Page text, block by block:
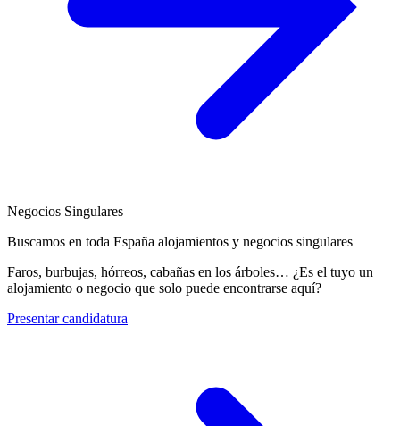
Negocios Singulares
Buscamos en toda España alojamientos y negocios singulares
Faros, burbujas, hórreos, cabañas en los árboles… ¿Es el tuyo un
alojamiento o negocio que solo puede encontrarse aquí?
Presentar candidatura